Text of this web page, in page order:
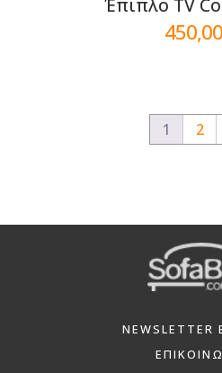
450,00
1 2